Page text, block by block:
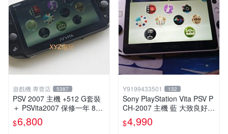
遊戲機 專賣店 5387
PSV 2007 主機 +512 G套裝
＋ PSVita2007 保修一年 8成
新以上 遊戲機 改好
$6,800
Y9199433501 132
Sony PlayStation Vita PSV P
CH-2007 主機 藍 大致良好
送絕版YAMATO保殼
$4,990